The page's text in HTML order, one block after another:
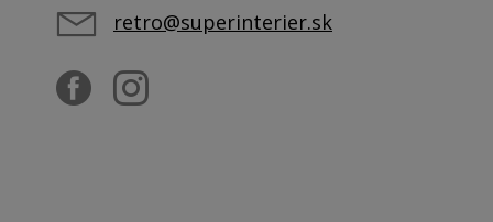
retro@superinterier.sk